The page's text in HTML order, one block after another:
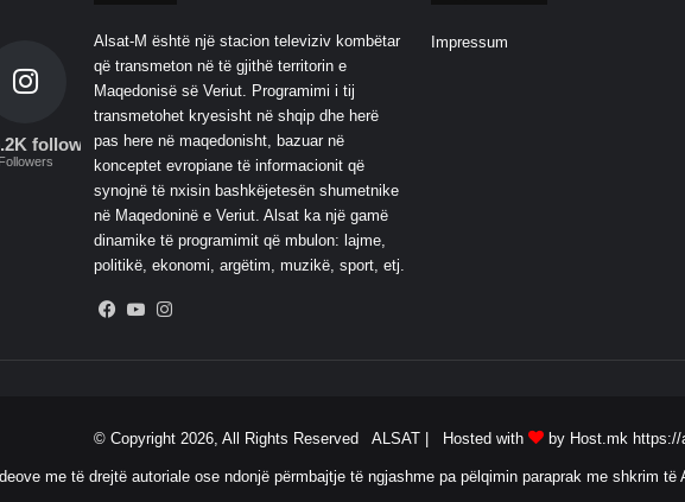
followers
Followers
Alsat-M është një stacion televiziv kombëtar
që transmeton në të gjithë territorin e
Maqedonisë së Veriut. Programimi i tij
transmetohet kryesisht në shqip dhe herë
pas here në maqedonisht, bazuar në
konceptet evropiane të informacionit që
synojnë të nxisin bashkëjetesën shumetnike
në Maqedoninë e Veriut. Alsat ka një gamë
dinamike të programimit që mbulon: lajme,
politikë, ekonomi, argëtim, muzikë, sport, etj.
Facebook
YouTube
Impressum
© Copyright 2026, All Rights Reserved ALSAT | Hosted with by Host.mk
me të drejtë autoriale ose ndonjë përmbajtje të ngjashme pa pëlqimin paraprak me shkrim